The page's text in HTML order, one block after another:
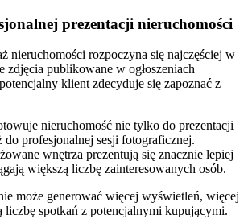
prezentacji nieruchomości
nieruchomości rozpoczyna się najczęściej w
zdjęcia publikowane w ogłoszeniach
klient zdecyduje się zapoznać z
nieruchomość nie tylko do prezentacji
profesjonalnej sesji fotograficznej.
wnętrza prezentują się znacznie lepiej
większą liczbę zainteresowanych osób.
może generować więcej wyświetleń, więcej
liczbę spotkań z potencjalnymi kupującymi.